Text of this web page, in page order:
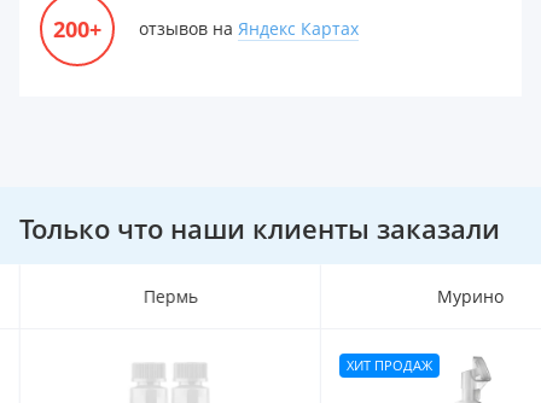
200+ отзывов на Яндекс Картах
Только что наши клиенты заказали
Пермь Мурино
ХИТ ПРОДАЖ